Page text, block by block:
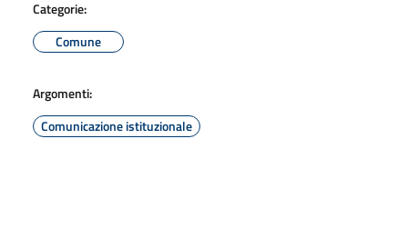
Categorie:
Comune
Argomenti:
Comunicazione istituzionale